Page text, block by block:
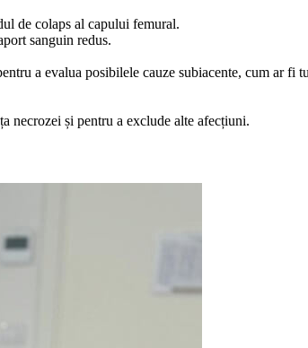
de colaps al capului femural.
sanguin redus.
a evalua posibilele cauze subiacente, cum ar fi
necrozei și pentru a exclude alte afecțiuni.